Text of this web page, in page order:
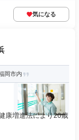
気になる
岡市内
康増進法により20歳